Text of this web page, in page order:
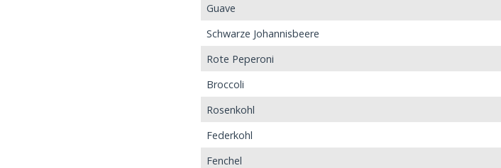
Guave
Schwarze Johannisbeere
Rote Peperoni
Broccoli
Rosenkohl
Federkohl
Fenchel